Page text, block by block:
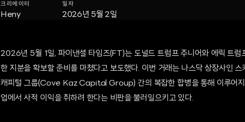
크리에이터
Heny
일자
2026년 5월 2일
2026년 5월 1일, 파이낸셜 타임즈(FT)는 도널드 트럼프 주니어와 에릭 트럼
한 지분을 확보할 준비를 마쳤다고 보도했다. 이번 거래는 나스닥 상장사인
캐피털 그룹(Cove Kaz Capital Group) 간의 복잡한 합병을 통해 이루어지
업에서 사적 이익을 취하려 한다는 비판을 불러일으키고 있다.